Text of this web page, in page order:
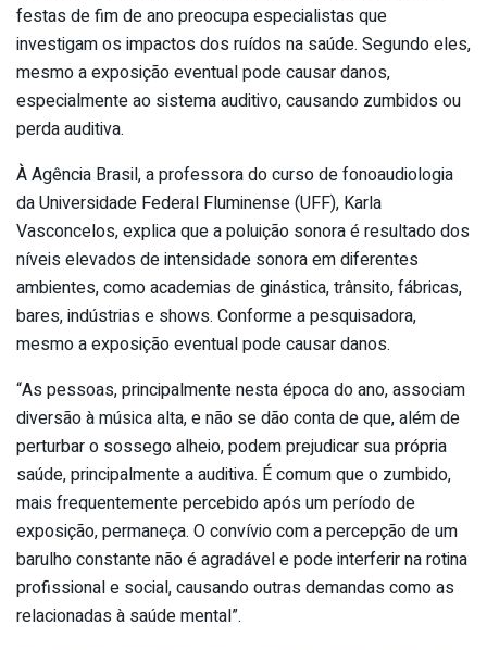
festas de fim de ano preocupa especialistas que
investigam os impactos dos ruídos na saúde. Segundo eles,
mesmo a exposição eventual pode causar danos,
especialmente ao sistema auditivo, causando zumbidos ou
perda auditiva.
À Agência Brasil, a professora do curso de fonoaudiologia
da Universidade Federal Fluminense (UFF), Karla
Vasconcelos, explica que a poluição sonora é resultado dos
níveis elevados de intensidade sonora em diferentes
ambientes, como academias de ginástica, trânsito, fábricas,
bares, indústrias e shows. Conforme a pesquisadora,
mesmo a exposição eventual pode causar danos.
“As pessoas, principalmente nesta época do ano, associam
diversão à música alta, e não se dão conta de que, além de
perturbar o sossego alheio, podem prejudicar sua própria
saúde, principalmente a auditiva. É comum que o zumbido,
mais frequentemente percebido após um período de
exposição, permaneça. O convívio com a percepção de um
barulho constante não é agradável e pode interferir na rotina
profissional e social, causando outras demandas como as
relacionadas à saúde mental”.